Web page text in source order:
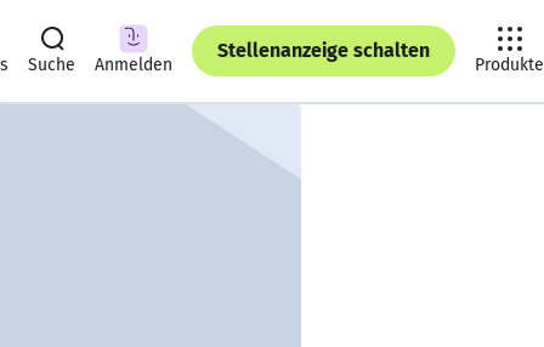
Suche Anmelden
Stellenanzeige schalten
Produkte